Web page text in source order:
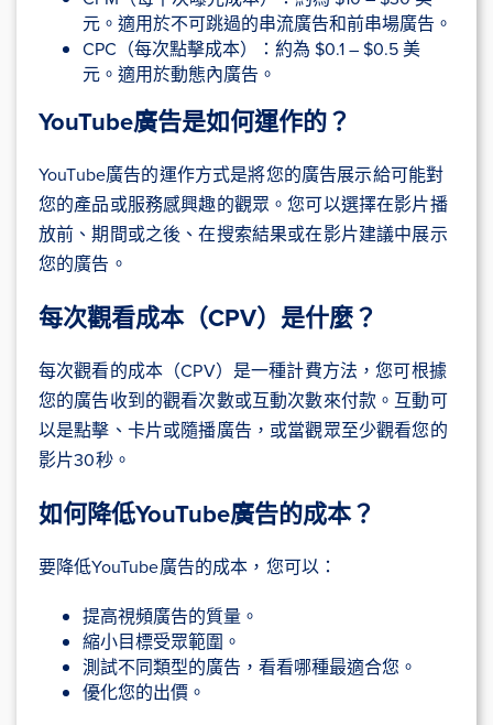
元。適用於不可跳過的串流廣告和前串場廣告。
CPC（每次點擊成本）：約為 $0.1 – $0.5 美
元。適用於動態內廣告。
YouTube廣告是如何運作的？
YouTube廣告的運作方式是將您的廣告展示給可能對
您的產品或服務感興趣的觀眾。您可以選擇在影片播
放前、期間或之後、在搜索結果或在影片建議中展示
您的廣告。
每次觀看成本（CPV）是什麼？
每次觀看的成本（CPV）是一種計費方法，您可根據
您的廣告收到的觀看次數或互動次數來付款。互動可
以是點擊、卡片或隨播廣告，或當觀眾至少觀看您的
影片30秒。
如何降低YouTube廣告的成本？
要降低YouTube廣告的成本，您可以：
提高視頻廣告的質量。
縮小目標受眾範圍。
測試不同類型的廣告，看看哪種最適合您。
優化您的出價。